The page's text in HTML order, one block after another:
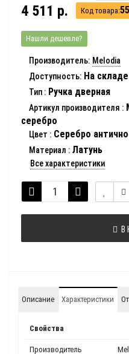
4 511 р. Код товара:
Нашли дешевле?
Производитель: Melodia
Доступность: На складе
Тип : Ручка дверная
Артикул производителя :
серебро
Цвет : Серебро
Материал : Латунь
Все характеристики
В
Описание Характеристики
Свойства
Производитель